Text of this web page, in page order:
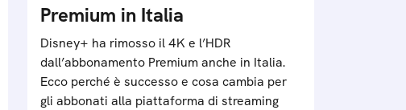
Premium in Italia
Disney+ ha rimosso il 4K e l’HDR
dall’abbonamento Premium anche in Italia.
Ecco perché è successo e cosa cambia per
gli abbonati alla piattaforma di streaming